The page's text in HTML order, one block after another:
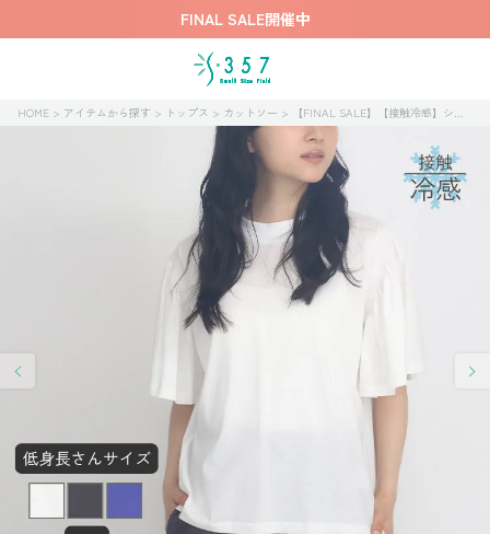
FINAL SALE開催中
HOME アイテムから探す トップス カットソー 【FINAL SALE】【接触冷感】シルケットTシャツ【再値下げ】